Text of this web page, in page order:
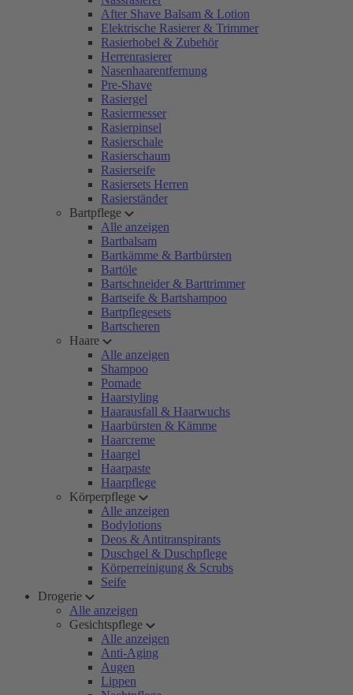
After Shave Balsam & Lotion
Elektrische Rasierer & Trimmer
Rasierhobel & Zubehör
Herrenrasierer
Nasenhaarentfernung
Pre-Shave
Rasiergel
Rasiermesser
Rasierpinsel
Rasierschale
Rasierschaum
Rasierseife
Rasiersets Herren
Rasierständer
Bartpflege
Alle anzeigen
Bartbalsam
Bartkämme & Bartbürsten
Bartöle
Bartschneider & Barttrimmer
Bartseife & Bartshampoo
Bartpflegesets
Bartscheren
Haare
Alle anzeigen
Shampoo
Pomade
Haarstyling
Haarausfall & Haarwuchs
Haarbürsten & Kämme
Haarcreme
Haargel
Haarpaste
Haarpflege
Körperpflege
Alle anzeigen
Bodylotions
Deos & Antitranspirants
Duschgel & Duschpflege
Körperreinigung & Scrubs
Seife
Drogerie
Alle anzeigen
Gesichtspflege
Alle anzeigen
Anti-Aging
Augen
Lippen